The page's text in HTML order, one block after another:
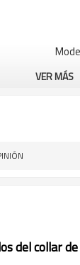
VER MÁS
del collar